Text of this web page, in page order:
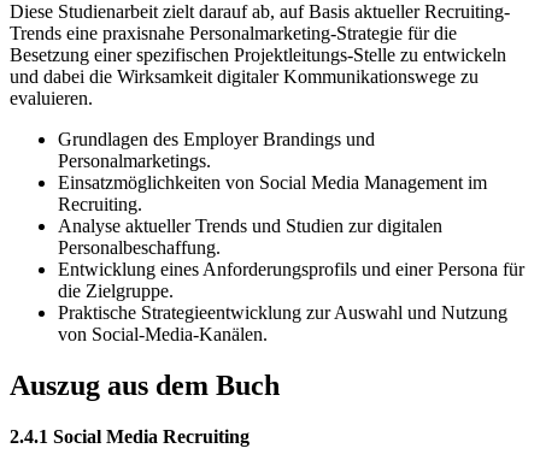
Diese Studienarbeit zielt darauf ab, auf Basis aktueller Recruiting-
Trends eine praxisnahe Personalmarketing-Strategie für die
Besetzung einer spezifischen Projektleitungs-Stelle zu entwickeln
und dabei die Wirksamkeit digitaler Kommunikationswege zu
evaluieren.
Grundlagen des Employer Brandings und
Personalmarketings.
Einsatzmöglichkeiten von Social Media Management im
Recruiting.
Analyse aktueller Trends und Studien zur digitalen
Personalbeschaffung.
Entwicklung eines Anforderungsprofils und einer Persona für
die Zielgruppe.
Praktische Strategieentwicklung zur Auswahl und Nutzung
von Social-Media-Kanälen.
Auszug aus dem Buch
2.4.1 Social Media Recruiting